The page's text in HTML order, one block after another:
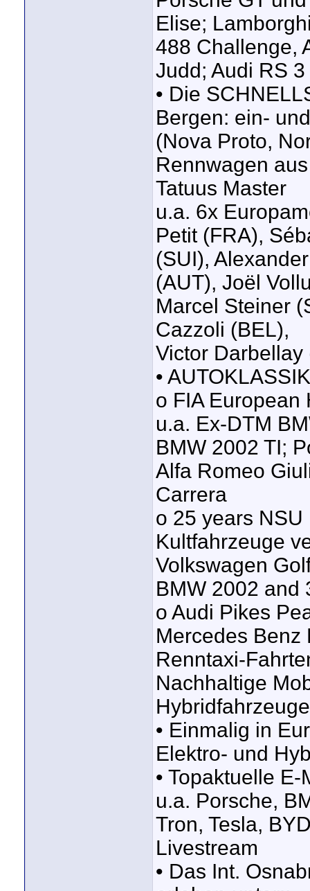
Elise;
488 Challenge,
Judd; Audi RS
• Die
Bergen: ein-
(Nova Proto,
Rennwagen
Tatuus Master
u.a. 6x
Petit (FRA),
(SUI),
(AUT), Joël
Marcel Steiner
Cazzoli (BEL),
Victor Darbellay
•
o FIA
u.a. Ex-DTM
BMW 2002 TI;
Alfa Romeo
Carrera
o 25 years
Kultfahrzeuge
Volkswagen
BMW 2002 and
o Audi Pikes
Mercedes Benz
Renntaxi-
Nachhaltige
Hybridfahrzeuge
• Einmalig in
Elektro- und
• Topaktuelle
u.a. Porsche,
Tron, Tesla,
Livestream
• Das Int.